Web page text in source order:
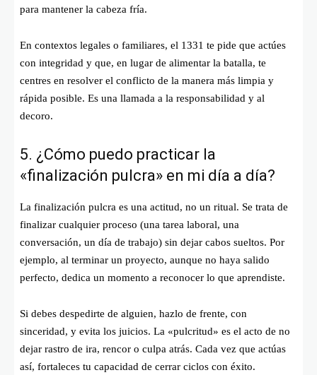
para mantener la cabeza fría.
En contextos legales o familiares, el 1331 te pide que actúes
con integridad y que, en lugar de alimentar la batalla, te
centres en resolver el conflicto de la manera más limpia y
rápida posible. Es una llamada a la responsabilidad y al
decoro.
5. ¿Cómo puedo practicar la
«finalización pulcra» en mi día a día?
La finalización pulcra es una actitud, no un ritual. Se trata de
finalizar cualquier proceso (una tarea laboral, una
conversación, un día de trabajo) sin dejar cabos sueltos. Por
ejemplo, al terminar un proyecto, aunque no haya salido
perfecto, dedica un momento a reconocer lo que aprendiste.
Si debes despedirte de alguien, hazlo de frente, con
sinceridad, y evita los juicios. La «pulcritud» es el acto de no
dejar rastro de ira, rencor o culpa atrás. Cada vez que actúas
así, fortaleces tu capacidad de cerrar ciclos con éxito.